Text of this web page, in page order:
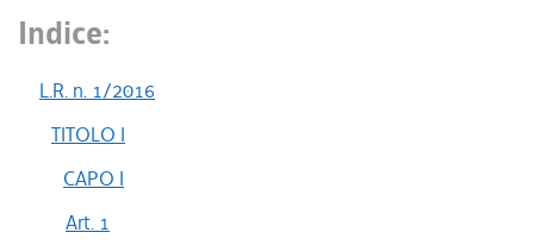
Indice:
L.R. n. 1/2016
TITOLO I
CAPO I
Art. 1